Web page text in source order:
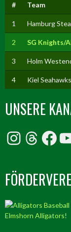
# Team
1 Hamburg
2 SG Knights/
3 Holm
4 Kiel
UNSERE